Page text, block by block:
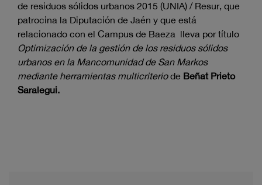
de residuos sólidos urbanos 2015 (UNIA) / Resur, que
patrocina la Diputación de Jaén y que está
relacionado con el Campus de Baeza lleva por título
Optimización de la gestión de los residuos sólidos
urbanos en la Mancomunidad de San Markos
mediante herramientas multicriteriode Beñat Prieto
Saralegui.